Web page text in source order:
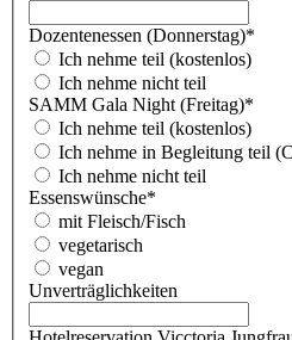
Dozentenessen (Donnerstag)*
Ich nehme teil (kostenlos)
Ich nehme nicht teil
SAMM Gala Night (Freitag)*
Ich nehme teil (kostenlos)
Ich nehme in Begleitung teil
Ich nehme nicht teil
Essenswünsche*
mit Fleisch/Fisch
vegetarisch
vegan
Unverträglichkeiten